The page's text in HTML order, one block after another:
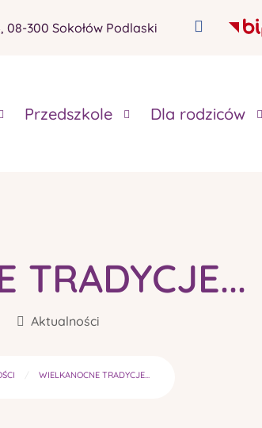
08-300 Sokołów Podlaski
Przedszkole Dla rodziców
TRADYCJE...
Aktualności
WIELKANOCNE TRADYCJE...